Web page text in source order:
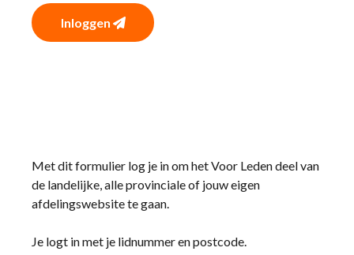
Inloggen
Met dit formulier log je in om het Voor Leden deel van
de landelijke, alle provinciale of jouw eigen
afdelingswebsite te gaan.
Je logt in met je lidnummer en postcode.